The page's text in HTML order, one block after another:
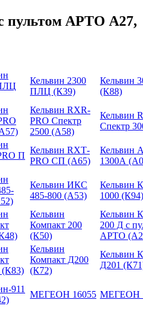
пультом АРТО А27,
Кельвин 2300
ПЛЦ (К39)
Кельвин
(К88)
Кельвин RXR-
PRO Спектр
2500 (А58)
Кельвин
Спектр
П
Кельвин RXТ-
PRO СП (А65)
Кельвин
1300А
Кельвин ИКС
485-800 (А53)
Кельвин
1000 (К94)
Кельвин
Компакт 200
(К50)
Кельвин
200 Д с
АРТО
(К83)
Кельвин
Компакт Д200
(К72)
Кельвин
Д201
911
МЕГЕОН 16055 МЕГЕОН